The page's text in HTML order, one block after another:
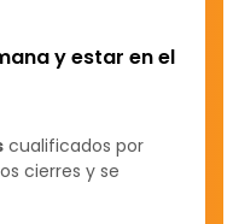
y estar en el
cualificados por
cierres y se